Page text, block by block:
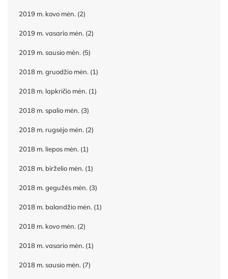
2019 m. kovo mėn. (2)
2019 m. vasario mėn. (2)
2019 m. sausio mėn. (5)
2018 m. gruodžio mėn. (1)
2018 m. lapkričio mėn. (1)
2018 m. spalio mėn. (3)
2018 m. rugsėjo mėn. (2)
2018 m. liepos mėn. (1)
2018 m. birželio mėn. (1)
2018 m. gegužės mėn. (3)
2018 m. balandžio mėn. (1)
2018 m. kovo mėn. (2)
2018 m. vasario mėn. (1)
2018 m. sausio mėn. (7)